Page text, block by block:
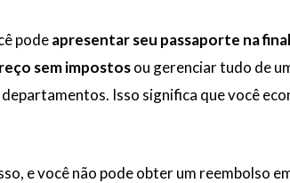
podeapresentar seu passaporte na
sem impostosou gerenciar tudo de
Isso significa que você
e você não pode obter um reembolso